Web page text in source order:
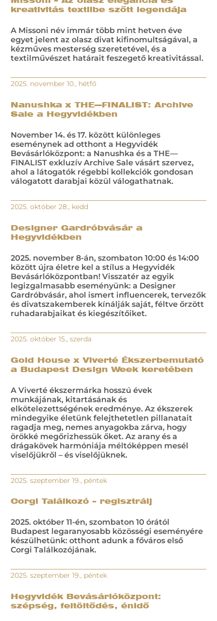
kreativitás textilbe szőtt legendája
A Missoni név immár több mint hetven éve
egyet jelent az olasz divat kifinomultságával, a
kézműves mesterség szeretetével, és a
textilművészet határait feszegető kreativitással.
2025. november 10., hétfő
Nanushka x THE—FINALIST: Archive
Sale a Hegyvidékben
November 14. és 17. között különleges
eseménynek ad otthont a Hegyvidék
Bevásárlóközpont: a Nanushka és a THE—
FINALIST exkluzív Archive Sale vásárt szervez,
ahol a látogatók régebbi kollekciók gondosan
válogatott darabjai közül válogathatnak.
2025. október 28., kedd
Designer Gardróbvásár a
Hegyvidékben
2025. november 8-án, szombaton 10:00 és 14:00
között újra életre kel a stílus a Hegyvidék
Bevásárlóközpontban! Visszatér az egyik
legizgalmasabb eseményünk: a Designer
Gardróbvásár, ahol ismert influencerek, tervezők
és divatszakemberek kínálják saját, féltve őrzött
ruhadarabjaikat és kiegészítőiket.
2025. október 15., szerda
Gold House x Viverté Ékszerbemutató
a Budapest Design Week keretében
A Viverté ékszermárka hosszú évek
munkájának, kitartásának és
elkötelezettségének eredménye. Az ékszerek
mindegyike életünk felejthetetlen pillanatait
ragadja meg, nemes anyagokba zárva, hogy
örökké megőrizhessük őket. Az arany és a
drágakövek harmóniája méltóképpen mesél
viselőjükről – és viselőjüknek.
2025. szeptember 19., péntek
Corgi Találkozó – regisztrálj
2025. október 11-én, szombaton 10 órától
Budapest legaranyosabb közösségi eseményére
készülhetünk: otthont adunk a főváros első
Corgi Találkozójának.
2025. szeptember 19., péntek
Hegyvidék Bevásárlóközpont:
szépség, feltöltődés, énidő